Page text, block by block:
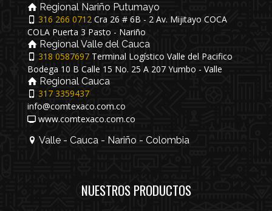
Regional Nariño Putumayo
316 266 0712 Cra 26 # 6B - 2 Av. Mijitayo COCA
COLA Puerta 3 Pasto - Nariño
Regional Valle del Cauca
318 0587697 Terminal Logístico Valle del Pacifico
Bodega 10 B Calle 15 No. 25 A 207 Yumbo - Valle
Regional Cauca
317 3359437
info@comtexaco.com.co
www.comtexaco.com.co
Valle - Cauca - Nariño - Colombia
NUESTROS PRODUCTOS